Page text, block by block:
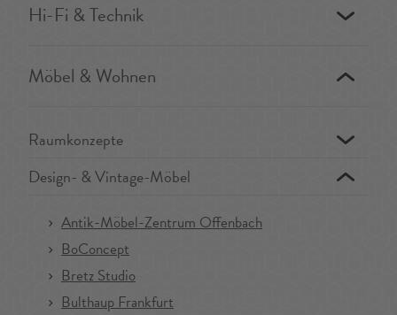
Hi-Fi & Technik
Möbel & Wohnen
Raumkonzepte
Design- & Vintage-Möbel
Antik-Möbel-Zentrum Offenbach
BoConcept
Bretz Studio
Bulthaup Frankfurt